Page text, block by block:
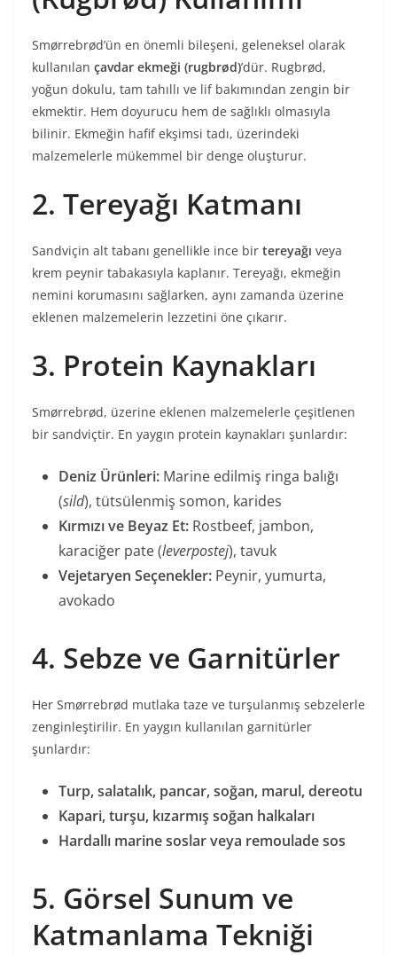
Smørrebrød’ün en önemli bileşeni, geleneksel olarak
kullanılan çavdar ekmeği (rugbrød)’dür. Rugbrød,
yoğun dokulu, tam tahıllı ve lif bakımından zengin bir
ekmektir. Hem doyurucu hem de sağlıklı olmasıyla
bilinir. Ekmeğin hafif ekşimsi tadı, üzerindeki
malzemelerle mükemmel bir denge oluşturur.
2. Tereyağı Katmanı
Sandviçin alt tabanı genellikle ince bir tereyağı veya
krem peynir tabakasıyla kaplanır. Tereyağı, ekmeğin
nemini korumasını sağlarken, aynı zamanda üzerine
eklenen malzemelerin lezzetini öne çıkarır.
3. Protein Kaynakları
Smørrebrød, üzerine eklenen malzemelerle çeşitlenen
bir sandviçtir. En yaygın protein kaynakları şunlardır:
Deniz Ürünleri: Marine edilmiş ringa balığı
(sild), tütsülenmiş somon, karides
Kırmızı ve Beyaz Et: Rostbeef, jambon,
karaciğer pate (leverpostej), tavuk
Vejetaryen Seçenekler: Peynir, yumurta,
avokado
4. Sebze ve Garnitürler
Her Smørrebrød mutlaka taze ve turşulanmış sebzelerle
zenginleştirilir. En yaygın kullanılan garnitürler
şunlardır:
Turp, salatalık, pancar, soğan, marul, dereotu
Kapari, turşu, kızarmış soğan halkaları
Hardallı marine soslar veya remoulade sos
5. Görsel Sunum ve
Katmanlama Tekniği